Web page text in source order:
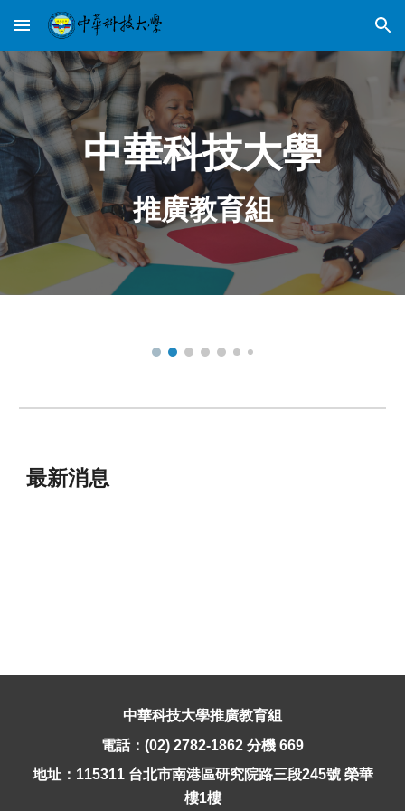
Skip to main content Skip to navigation
中華科技大學
推廣教育組
最新消息
中華科技大學推廣教育組
電話：(02) 2782-1862 分機 669
地址：115311 台北市南港區研究院路三段245號 榮華
樓1樓